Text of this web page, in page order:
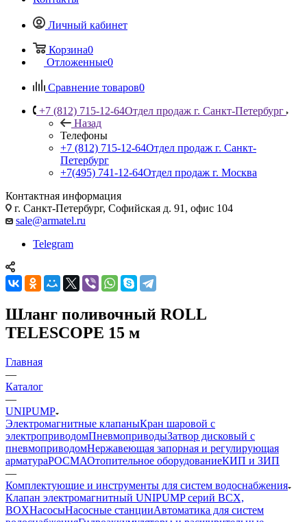
Личный кабинет
Корзина0
Отложенные0
Сравнение товаров0
+7 (812) 715-12-64Отдел продаж г. Санкт-Петербург
Назад
Телефоны
+7 (812) 715-12-64Отдел продаж г. Санкт-
Петербург
+7(495) 741-12-64Отдел продаж г. Москва
Контактная информация
г. Санкт-Петербург, Софийская д. 91, офис 104
sale@armatel.ru
Telegram
Шланг поливочный ROLL
TELESCOPE 15 м
Главная
—
Каталог
—
UNIPUMP
Электромагнитные клапаныКран шаровой с
электроприводомПневмоприводыЗатвор дисковый с
пневмоприводомНержавеющая запорная и регулирующая
арматураРОСМАОтопительное оборудованиеКИП и ЗИП
—
Комплектующие и инструменты для систем водоснабжения
Клапан электромагнитный UNIPUMP серий BCX,
BOXНасосыНасосные станцииАвтоматика для систем